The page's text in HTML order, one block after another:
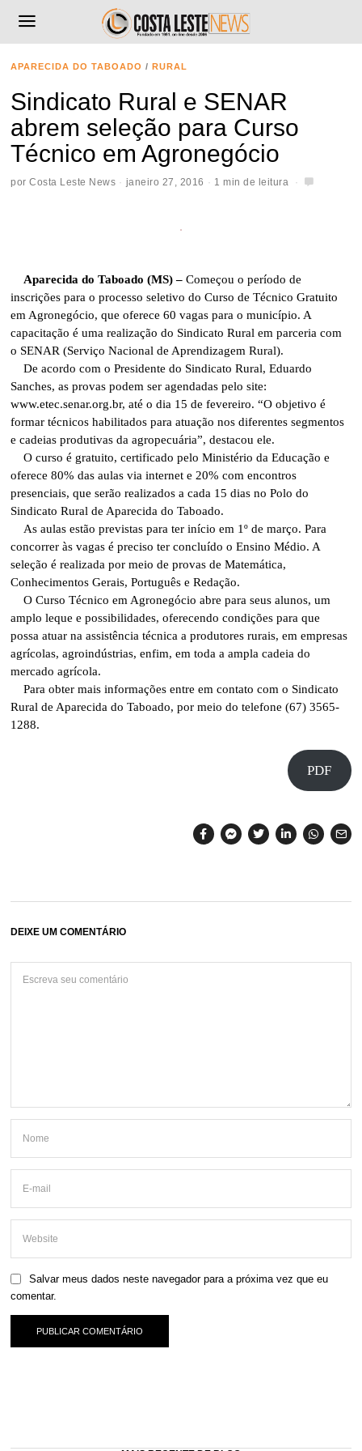
APARECIDA DO TABOADO / RURAL
Sindicato Rural e SENAR
abrem seleção para Curso
Técnico em Agronegócio
porCosta Leste News janeiro 27, 2016 1 min de leitura
Aparecida do Taboado (MS) –Começou o período de
inscrições para o processo seletivo do Curso de Técnico Gratuito
em Agronegócio, que oferece 60 vagas para o município. A
capacitação é uma realização do Sindicato Rural em parceria com
o SENAR (Serviço Nacional de Aprendizagem Rural).
De acordo com o Presidente do Sindicato Rural, Eduardo
Sanches, as provas podem ser agendadas pelo site:
www.etec.senar.org.br, até o dia 15 de fevereiro. “O objetivo é
formar técnicos habilitados para atuação nos diferentes segmentos
e cadeias produtivas da agropecuária”, destacou ele.
O curso é gratuito, certificado pelo Ministério da Educação e
oferece 80% das aulas via internet e 20% com encontros
presenciais, que serão realizados a cada 15 dias no Polo do
Sindicato Rural de Aparecida do Taboado.
As aulas estão previstas para ter início em 1º de março. Para
concorrer às vagas é preciso ter concluído o Ensino Médio. A
seleção é realizada por meio de provas de Matemática,
Conhecimentos Gerais, Português e Redação.
O Curso Técnico em Agronegócio abre para seus alunos, um
amplo leque e possibilidades, oferecendo condições para que
possa atuar na assistência técnica a produtores rurais, em empresas
agrícolas, agroindústrias, enfim, em toda a ampla cadeia do
mercado agrícola.
Para obter mais informações entre em contato com o Sindicato
Rural de Aparecida do Taboado, por meio do telefone (67) 3565-
1288.
PDF
DEIXE UM COMENTÁRIO
Salvar meus dados neste navegador para a próxima vez que eu
comentar.